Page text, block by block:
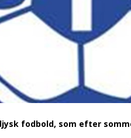
fodbold, som efter